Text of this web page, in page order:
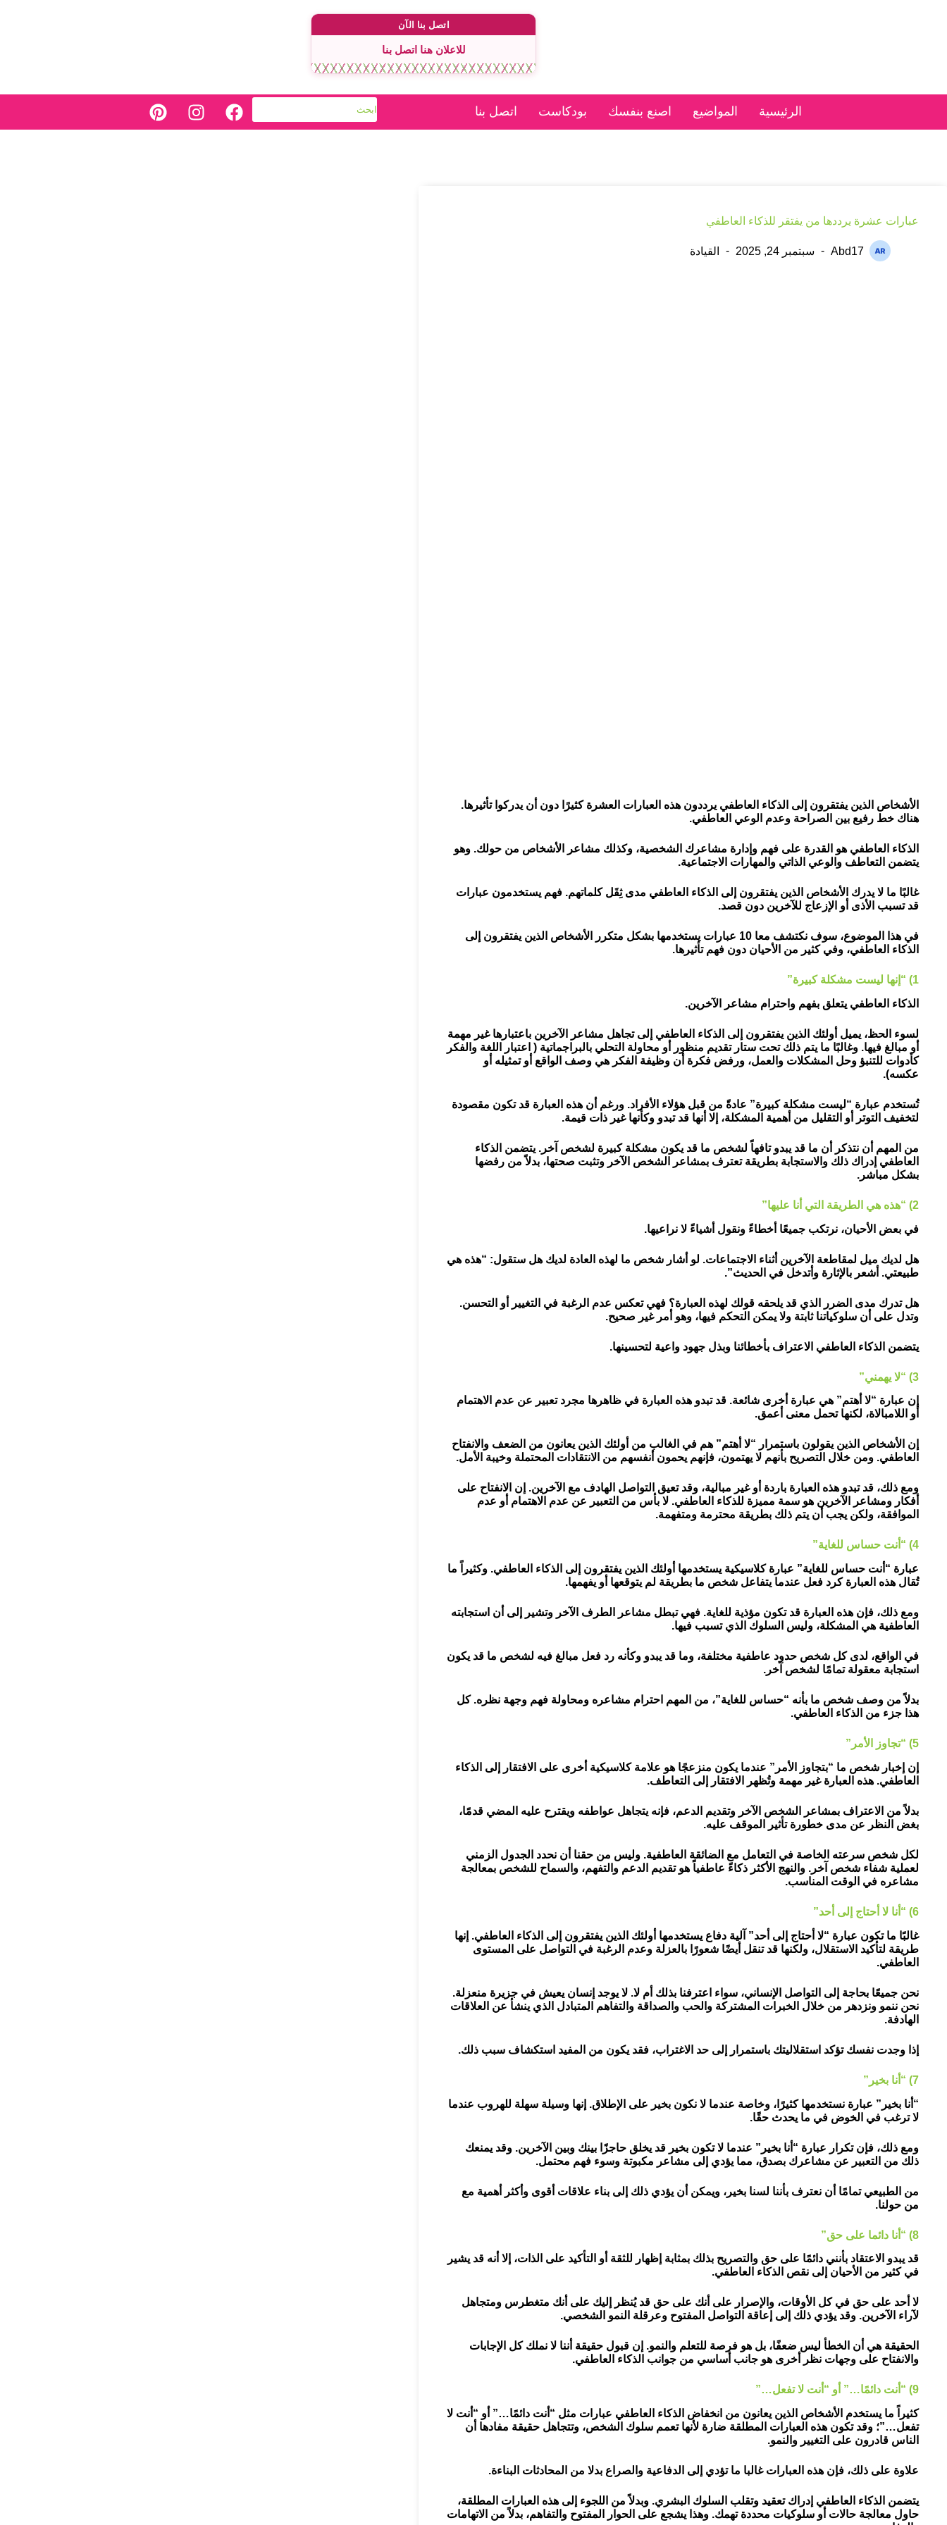
اتصل بنا الآن
للاعلان هنا اتصل بنا
الرئيسية المواضيع اصنع بنفسك بودكاست اتصل بنا
عبارات عشرة يرددها من يفتقر للذكاء العاطفي
Abd17 سبتمبر 24, 2025 القيادة
الأشخاص الذين يفتقرون إلى الذكاء العاطفي يرددون هذه العبارات العشرة كثيرًا دون أن يدركوا تأثيرها.
هناك خط رفيع بين الصراحة وعدم الوعي العاطفي.
الذكاء العاطفي هو القدرة على فهم وإدارة مشاعرك الشخصية، وكذلك مشاعر الأشخاص من حولك. وهو
يتضمن التعاطف والوعي الذاتي والمهارات الاجتماعية.
غالبًا ما لا يدرك الأشخاص الذين يفتقرون إلى الذكاء العاطفي مدى ثِقَل كلماتهم. فهم يستخدمون عبارات
قد تسبب الأذى أو الإزعاج للآخرين دون قصد.
في هذا الموضوع، سوف نكتشف معا 10 عبارات يستخدمها بشكل متكرر الأشخاص الذين يفتقرون إلى
الذكاء العاطفي، وفي كثير من الأحيان دون فهم تأثيرها.
1) “إنها ليست مشكلة كبيرة”
الذكاء العاطفي يتعلق بفهم واحترام مشاعر الآخرين.
لسوء الحظ، يميل أولئك الذين يفتقرون إلى الذكاء العاطفي إلى تجاهل مشاعر الآخرين باعتبارها غير مهمة
أو مبالغ فيها. وغالبًا ما يتم ذلك تحت ستار تقديم منظور أو محاولة التحلي بالبراجماتية ( اعتبار اللغة والفكر
كأدوات للتنبؤ وحل المشكلات والعمل، ورفض فكرة أن وظيفة الفكر هي وصف الواقع أو تمثيله أو
عكسه).
تُستخدم عبارة “ليست مشكلة كبيرة” عادةً من قبل هؤلاء الأفراد. ورغم أن هذه العبارة قد تكون مقصودة
لتخفيف التوتر أو التقليل من أهمية المشكلة، إلا أنها قد تبدو وكأنها غير ذات قيمة.
من المهم أن نتذكر أن ما قد يبدو تافهاً لشخص ما قد يكون مشكلة كبيرة لشخص آخر. يتضمن الذكاء
العاطفي إدراك ذلك والاستجابة بطريقة تعترف بمشاعر الشخص الآخر وتثبت صحتها، بدلاً من رفضها
بشكل مباشر.
2) “هذه هي الطريقة التي أنا عليها”
في بعض الأحيان، نرتكب جميعًا أخطاءً ونقول أشياءً لا نراعيها.
هل لديك ميل لمقاطعة الآخرين أثناء الاجتماعات. لو أشار شخص ما لهذه العادة لديك هل ستقول: “هذه هي
طبيعتي. أشعر بالإثارة وأتدخل في الحديث”.
هل تدرك مدى الضرر الذي قد يلحقه قولك لهذه العبارة؟ فهي تعكس عدم الرغبة في التغيير أو التحسن.
وتدل على أن سلوكياتنا ثابتة ولا يمكن التحكم فيها، وهو أمر غير صحيح.
يتضمن الذكاء العاطفي الاعتراف بأخطائنا وبذل جهود واعية لتحسينها.
3) “لا يهمني”
إن عبارة “لا أهتم” هي عبارة أخرى شائعة. قد تبدو هذه العبارة في ظاهرها مجرد تعبير عن عدم الاهتمام
أو اللامبالاة، لكنها تحمل معنى أعمق.
إن الأشخاص الذين يقولون باستمرار “لا أهتم” هم في الغالب من أولئك الذين يعانون من الضعف والانفتاح
العاطفي. ومن خلال التصريح بأنهم لا يهتمون، فإنهم يحمون أنفسهم من الانتقادات المحتملة وخيبة الأمل.
ومع ذلك، قد تبدو هذه العبارة باردة أو غير مبالية، وقد تعيق التواصل الهادف مع الآخرين. إن الانفتاح على
أفكار ومشاعر الآخرين هو سمة مميزة للذكاء العاطفي. لا بأس من التعبير عن عدم الاهتمام أو عدم
الموافقة، ولكن يجب أن يتم ذلك بطريقة محترمة ومتفهمة.
4) “أنت حساس للغاية”
عبارة “أنت حساس للغاية” عبارة كلاسيكية يستخدمها أولئك الذين يفتقرون إلى الذكاء العاطفي. وكثيراً ما
تُقال هذه العبارة كرد فعل عندما يتفاعل شخص ما بطريقة لم يتوقعها أو يفهمها.
ومع ذلك، فإن هذه العبارة قد تكون مؤذية للغاية. فهي تبطل مشاعر الطرف الآخر وتشير إلى أن استجابته
العاطفية هي المشكلة، وليس السلوك الذي تسبب فيها.
في الواقع، لدى كل شخص حدود عاطفية مختلفة، وما قد يبدو وكأنه رد فعل مبالغ فيه لشخص ما قد يكون
استجابة معقولة تمامًا لشخص آخر.
بدلاً من وصف شخص ما بأنه “حساس للغاية”، من المهم احترام مشاعره ومحاولة فهم وجهة نظره. كل
هذا جزء من الذكاء العاطفي.
5) “تجاوز الأمر”
إن إخبار شخص ما “بتجاوز الأمر” عندما يكون منزعجًا هو علامة كلاسيكية أخرى على الافتقار إلى الذكاء
العاطفي. هذه العبارة غير مهمة وتُظهر الافتقار إلى التعاطف.
بدلاً من الاعتراف بمشاعر الشخص الآخر وتقديم الدعم، فإنه يتجاهل عواطفه ويقترح عليه المضي قدمًا،
بغض النظر عن مدى خطورة تأثير الموقف عليه.
لكل شخص سرعته الخاصة في التعامل مع الضائقة العاطفية. وليس من حقنا أن نحدد الجدول الزمني
لعملية شفاء شخص آخر. والنهج الأكثر ذكاءً عاطفياً هو تقديم الدعم والتفهم، والسماح للشخص بمعالجة
مشاعره في الوقت المناسب.
6) “أنا لا أحتاج إلى أحد”
غالبًا ما تكون عبارة “لا أحتاج إلى أحد” آلية دفاع يستخدمها أولئك الذين يفتقرون إلى الذكاء العاطفي. إنها
طريقة لتأكيد الاستقلال، ولكنها قد تنقل أيضًا شعورًا بالعزلة وعدم الرغبة في التواصل على المستوى
العاطفي.
نحن جميعًا بحاجة إلى التواصل الإنساني، سواء اعترفنا بذلك أم لا. لا يوجد إنسان يعيش في جزيرة منعزلة.
نحن ننمو ونزدهر من خلال الخبرات المشتركة والحب والصداقة والتفاهم المتبادل الذي ينشأ عن العلاقات
الهادفة.
إذا وجدت نفسك تؤكد استقلاليتك باستمرار إلى حد الاغتراب، فقد يكون من المفيد استكشاف سبب ذلك.
7) “أنا بخير”
“أنا بخير” عبارة نستخدمها كثيرًا، وخاصة عندما لا نكون بخير على الإطلاق. إنها وسيلة سهلة للهروب عندما
لا ترغب في الخوض في ما يحدث حقًا.
ومع ذلك، فإن تكرار عبارة “أنا بخير” عندما لا تكون بخير قد يخلق حاجزًا بينك وبين الآخرين. وقد يمنعك
ذلك من التعبير عن مشاعرك بصدق، مما يؤدي إلى مشاعر مكبوتة وسوء فهم محتمل.
من الطبيعي تمامًا أن نعترف بأننا لسنا بخير، ويمكن أن يؤدي ذلك إلى بناء علاقات أقوى وأكثر أهمية مع
من حولنا.
8) “أنا دائما على حق”
قد يبدو الاعتقاد بأنني دائمًا على حق والتصريح بذلك بمثابة إظهار للثقة أو التأكيد على الذات، إلا أنه قد يشير
في كثير من الأحيان إلى نقص الذكاء العاطفي.
لا أحد على حق في كل الأوقات، والإصرار على أنك على حق قد يُنظر إليك على أنك متغطرس ومتجاهل
لآراء الآخرين. وقد يؤدي ذلك إلى إعاقة التواصل المفتوح وعرقلة النمو الشخصي.
الحقيقة هي أن الخطأ ليس ضعفًا، بل هو فرصة للتعلم والنمو. إن قبول حقيقة أننا لا نملك كل الإجابات
والانفتاح على وجهات نظر أخرى هو جانب أساسي من جوانب الذكاء العاطفي.
9) “أنت دائمًا…” أو “أنت لا تفعل…”
كثيراً ما يستخدم الأشخاص الذين يعانون من انخفاض الذكاء العاطفي عبارات مثل “أنت دائمًا…” أو “أنت لا
تفعل…”؛ وقد تكون هذه العبارات المطلقة ضارة لأنها تعمم سلوك الشخص، وتتجاهل حقيقة مفادها أن
الناس قادرون على التغيير والنمو.
علاوة على ذلك، فإن هذه العبارات غالبا ما تؤدي إلى الدفاعية والصراع بدلا من المحادثات البناءة.
يتضمن الذكاء العاطفي إدراك تعقيد وتقلب السلوك البشري. وبدلاً من اللجوء إلى هذه العبارات المطلقة،
حاول معالجة حالات أو سلوكيات محددة تهمك. وهذا يشجع على الحوار المفتوح والتفاهم، بدلاً من الاتهامات